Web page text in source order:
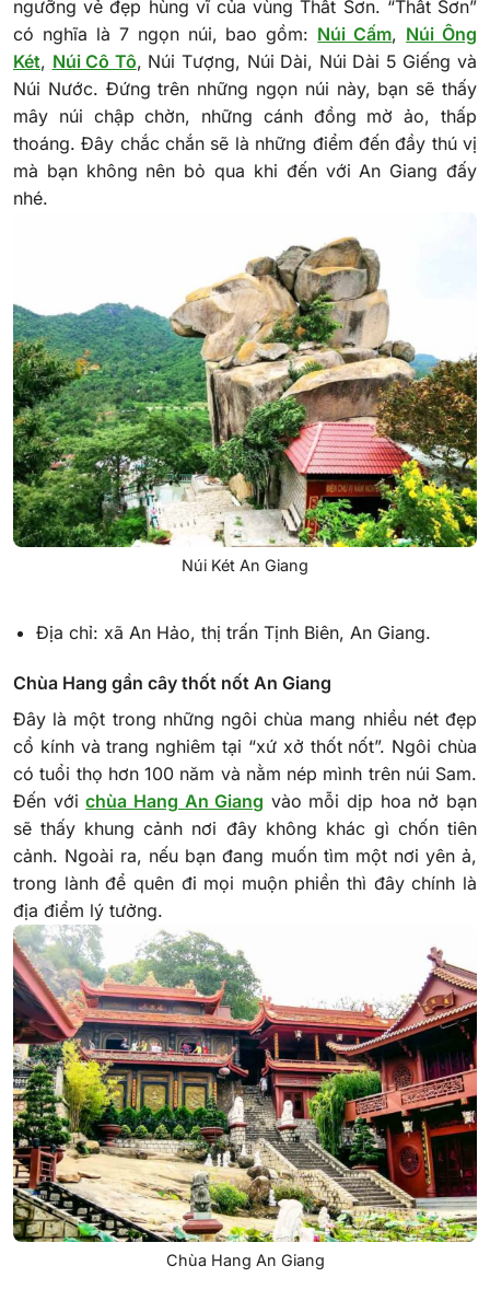
ngưỡng vẻ đẹp hùng vĩ của vùng Thất Sơn. “Thất Sơn”
có nghĩa là 7 ngọn núi, bao gồm: Núi Cấm, Núi Ông
Két, Núi Cô Tô, Núi Tượng, Núi Dài, Núi Dài 5 Giếng và
Núi Nước. Đứng trên những ngọn núi này, bạn sẽ thấy
mây núi chập chờn, những cánh đồng mờ ảo, thấp
thoáng. Đây chắc chắn sẽ là những điểm đến đầy thú vị
mà bạn không nên bỏ qua khi đến với An Giang đấy
nhé.
Núi Két An Giang
Địa chỉ: xã An Hảo, thị trấn Tịnh Biên, An Giang.
Chùa Hang gần cây thốt nốt An Giang
Đây là một trong những ngôi chùa mang nhiều nét đẹp
cổ kính và trang nghiêm tại “xứ xở thốt nốt”. Ngôi chùa
có tuổi thọ hơn 100 năm và nằm nép mình trên núi Sam.
Đến vớichùa Hang An Giang vào mỗi dịp hoa nở bạn
sẽ thấy khung cảnh nơi đây không khác gì chốn tiên
cảnh. Ngoài ra, nếu bạn đang muốn tìm một nơi yên ả,
trong lành để quên đi mọi muộn phiền thì đây chính là
địa điểm lý tưởng.
Chùa Hang An Giang